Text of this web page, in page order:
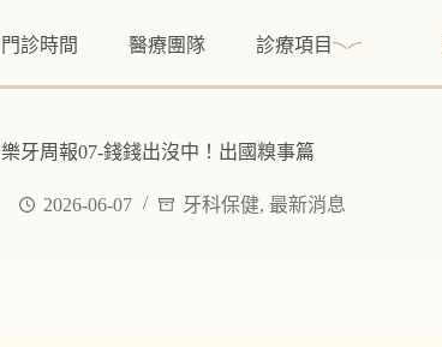
門診時間 醫療團隊 診療項目
樂牙周報07-錢錢出沒中！出國糗事篇
2026-06-07 牙科保健, 最新消息